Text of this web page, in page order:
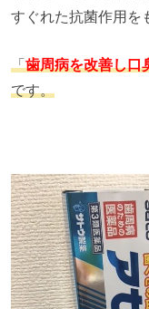
すぐれた抗菌作用を
「歯周病を改善し口
です。